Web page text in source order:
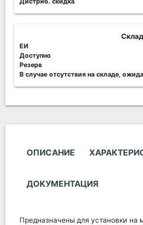
Склад
ЕИ
Доступно
Резерв
В случае отсутствия на складе,
ОПИСАНИЕ
ДОКУМЕНТАЦИЯ
Предназначены для установки на